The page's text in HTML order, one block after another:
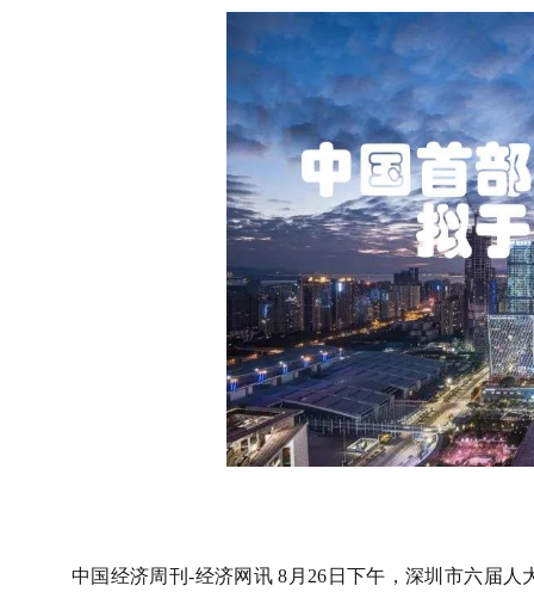
中国经济周刊-经济网讯 8月26日下午，深圳市六届